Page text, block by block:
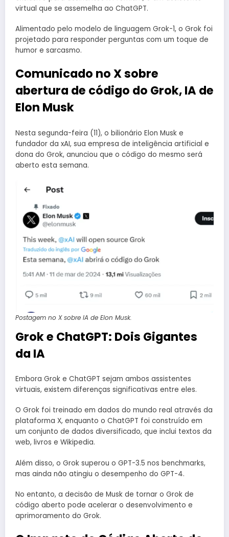
virtual que se assemelha ao ChatGPT.
Alimentado pelo modelo de linguagem Grok-1, o Grok foi
projetado para responder perguntas com um toque de
humor e sarcasmo.
Comunicado no X sobre
abertura de código do Grok, IA de
Elon Musk
Nesta segunda-feira (11), o bilionário Elon Musk e
fundador da xAI, sua empresa de inteligência artificial e
dona do Grok, anunciou que o código do mesmo será
aberto esta semana.
Postagem no X sobre IA de Elon Musk.
Grok e ChatGPT: Dois Gigantes
da IA
Embora Grok e ChatGPT sejam ambos assistentes
virtuais, existem diferenças significativas entre eles.
O Grok foi treinado em dados do mundo real através da
plataforma X, enquanto o ChatGPT foi construído em
um conjunto de dados diversificado, que inclui textos da
web, livros e Wikipedia.
Além disso, o Grok superou o GPT-3.5 nos benchmarks,
mas ainda não atingiu o desempenho do GPT-4.
No entanto, a decisão de Musk de tornar o Grok de
código aberto pode acelerar o desenvolvimento e
aprimoramento do Grok.